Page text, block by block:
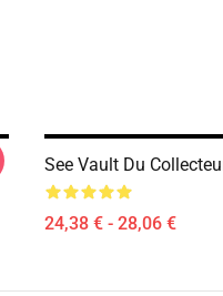
See Vault Du
24,38 € - 28,06 €